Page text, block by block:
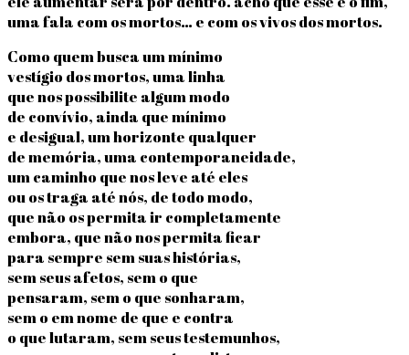
uma fala com os mortos… e com os vivos dos mortos.
Como quem busca um mínimo
vestígio dos mortos, uma linha
que nos possibilite algum modo
de convívio, ainda que mínimo
e desigual, um horizonte qualquer
de memória, uma contemporaneidade,
um caminho que nos leve até eles
ou os traga até nós, de todo modo,
que não os permita ir completamente
embora, que não nos permita ficar
para sempre sem suas histórias,
sem seus afetos, sem o que
pensaram, sem o que sonharam,
sem o em nome de que e contra
o que lutaram, sem seus testemunhos,